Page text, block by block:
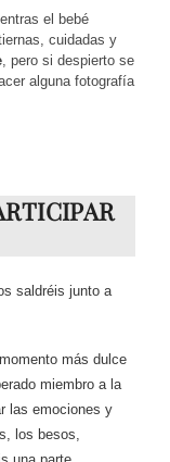
el bebé
cuidadas y
, pero si despierto se
alguna fotografía
saldréis junto a
más dulce
miembro a la
las emociones y
los besos,